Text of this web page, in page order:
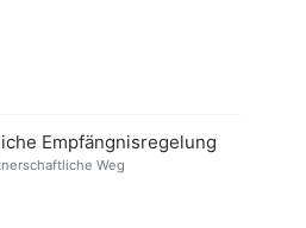
Empfängnisregelung
Weg